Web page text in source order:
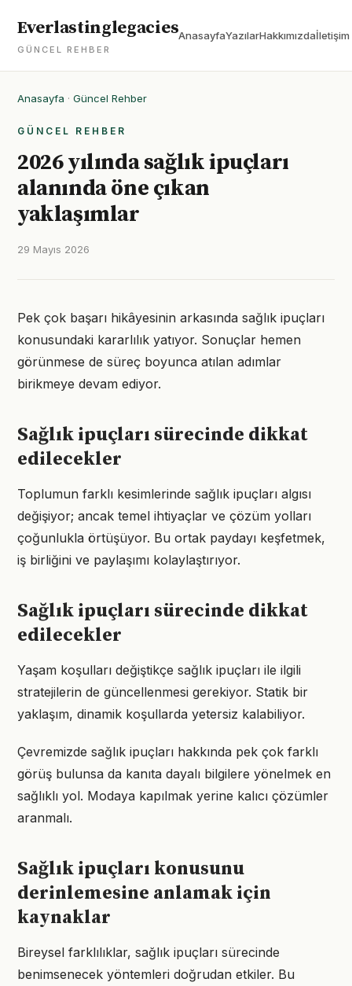
Everlastinglegacies
GÜNCEL REHBER
AnasayfaYazılarHakkımızdaİletişim
Anasayfa · Güncel Rehber
GÜNCEL REHBER
2026 yılında sağlık ipuçları
alanında öne çıkan
yaklaşımlar
29 Mayıs 2026
Pek çok başarı hikâyesinin arkasında sağlık ipuçları
konusundaki kararlılık yatıyor. Sonuçlar hemen
görünmese de süreç boyunca atılan adımlar
birikmeye devam ediyor.
Sağlık ipuçları sürecinde dikkat
edilecekler
Toplumun farklı kesimlerinde sağlık ipuçları algısı
değişiyor; ancak temel ihtiyaçlar ve çözüm yolları
çoğunlukla örtüşüyor. Bu ortak paydayı keşfetmek,
iş birliğini ve paylaşımı kolaylaştırıyor.
Sağlık ipuçları sürecinde dikkat
edilecekler
Yaşam koşulları değiştikçe sağlık ipuçları ile ilgili
stratejilerin de güncellenmesi gerekiyor. Statik bir
yaklaşım, dinamik koşullarda yetersiz kalabiliyor.
Çevremizde sağlık ipuçları hakkında pek çok farklı
görüş bulunsa da kanıta dayalı bilgilere yönelmek en
sağlıklı yol. Modaya kapılmak yerine kalıcı çözümler
aranmalı.
Sağlık ipuçları konusunu
derinlemesine anlamak için
kaynaklar
Bireysel farklılıklar, sağlık ipuçları sürecinde
benimsenecek yöntemleri doğrudan etkiler. Bu